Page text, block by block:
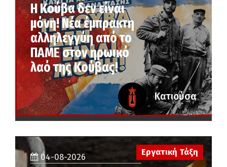
Η Κούβα δεν είναι
μόνη! Νέα έμπρακτη
αλληλεγγύη από το
ΠΑΜΕ στον ηρωικό
λαό της Κούβας!
Κατιούσα
04-08-2026
Εργατική Τάξη